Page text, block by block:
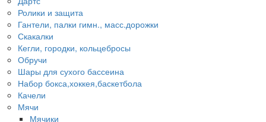
Ролики и защита
Гантели, палки гимн., масс.дорожки
Скакалки
Кегли, городки, кольцебросы
Обручи
Шары для сухого бассеина
Набор бокса,хоккея,баскетбола
Качели
Мячи
Мячики